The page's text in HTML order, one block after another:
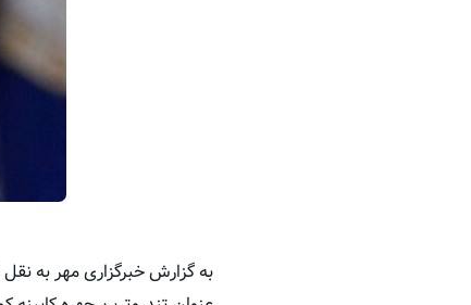
به گزارش خبرگزاری مهر به